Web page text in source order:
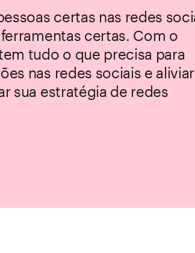
certas nas redes
certas. Com o
tudo o que precisa para
nas redes sociais e
sua estratégia de redes